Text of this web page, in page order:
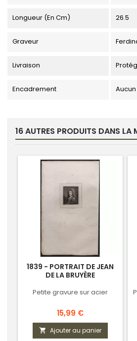
Longueur (en Cm) 26.5
Graveur
Livraison
Encadrement Aucun
16 AUTRES PRODUITS DANS LA
1839 - PORTRAIT DE JEAN
DE LA BRUYÈRE
Petite gravure sur acier
Prix
15,99 €
 Ajouter au panier